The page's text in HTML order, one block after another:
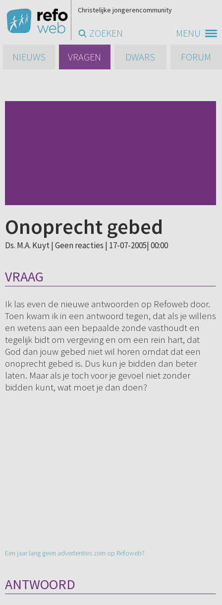
MENU
Christelijke jongerencommunity
ZOEKEN
NIEUWS
VRAGEN DWARS FORUM
Onoprecht gebed
Ds. M.A. Kuyt | Geen reacties | 17-07-2005| 00:00
VRAAG
Ik las even de nieuwe antwoorden op Refoweb door.
Toen kwam ik in een antwoord tegen, dat als je willens
en wetens aan een bepaalde zonde vasthoudt en
tegelijk bidt om vergeving en om een rein hart, dat
God dan jouw gebed niet wil horen omdat dat een
onoprecht gebed is. Dus kun je bidden dan beter
laten. Maar als je toch voor je gevoel niet zonder
bidden kunt, wat moet je dan doen?
Een jaar lang geen advertenties zien op Refoweb?
ANTWOORD